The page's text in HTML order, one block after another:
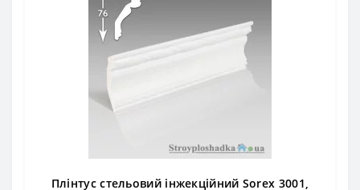
Плінтус стельовий інжекційний Sorex 3001,